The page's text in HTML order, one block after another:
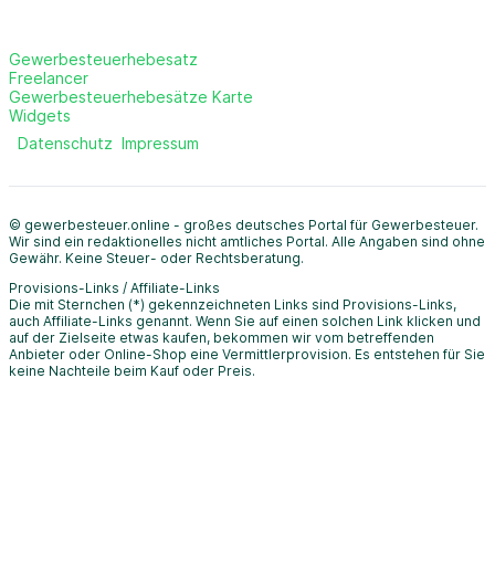
Gewerbesteuerhebesatz
Freelancer
Gewerbesteuerhebesätze Karte
Widgets
Datenschutz Impressum
© gewerbesteuer.online - großes deutsches Portal für Gewerbesteuer.
Wir sind ein redaktionelles nicht amtliches Portal. Alle Angaben sind ohne
Gewähr. Keine Steuer- oder Rechtsberatung.
Provisions-Links / Affiliate-Links
Die mit Sternchen (*) gekennzeichneten Links sind Provisions-Links,
auch Affiliate-Links genannt. Wenn Sie auf einen solchen Link klicken und
auf der Zielseite etwas kaufen, bekommen wir vom betreffenden
Anbieter oder Online-Shop eine Vermittlerprovision. Es entstehen für Sie
keine Nachteile beim Kauf oder Preis.